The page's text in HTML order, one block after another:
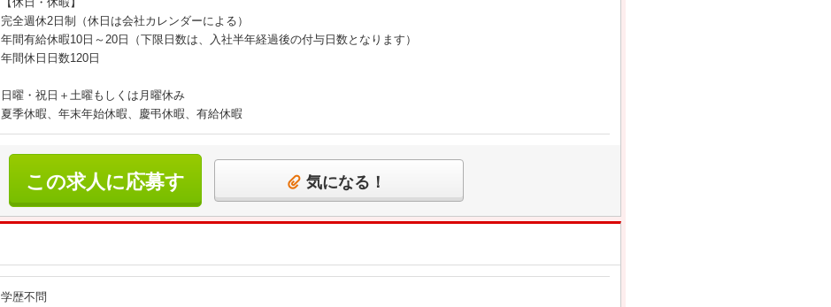
完全週休2日制（休日は会社カレンダーによる）
年間有給休暇10日～20日（下限日数は、入社半年経過後の付与日数となります）
年間休日日数120日
日曜・祝日＋土曜もしくは月曜休み
夏季休暇、年末年始休暇、慶弔休暇、有給休暇
この求人に応募す
る
気になる！
学歴不問